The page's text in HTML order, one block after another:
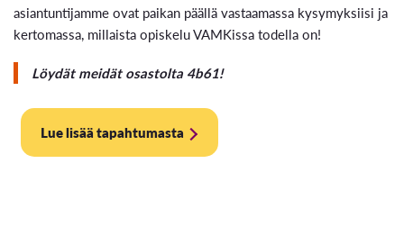
asiantuntijamme ovat paikan päällä vastaamassa kysymyksiisi ja
kertomassa, millaista opiskelu VAMKissa todella on!
Löydät meidät osastolta 4b61!
Lue lisää tapahtumasta